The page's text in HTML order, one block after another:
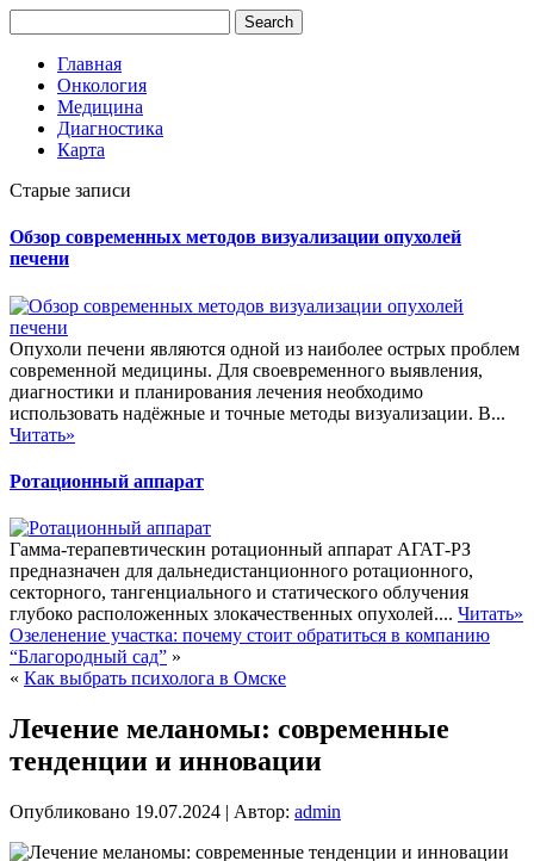
Главная
Онкология
Медицина
Диагностика
Карта
Старые записи
Обзор современных методов визуализации опухолей
печени
Опухоли печени являются одной из наиболее острых проблем
современной медицины. Для своевременного выявления,
диагностики и планирования лечения необходимо
использовать надёжные и точные методы визуализации. В...
Читать»
Ротационный аппарат
Гамма-терапевтическин ротационный аппарат АГАТ-РЗ
предназначен для дальнедистанционного ротационного,
секторного, тангенциального и статического облучения
глубоко расположенных злокачественных опухолей.... Читать»
Озеленение участка: почему стоит обратиться в компанию
“Благородный сад” »
« Как выбрать психолога в Омске
Лечение меланомы: современные
тенденции и инновации
Опубликовано 19.07.2024 | Автор: admin